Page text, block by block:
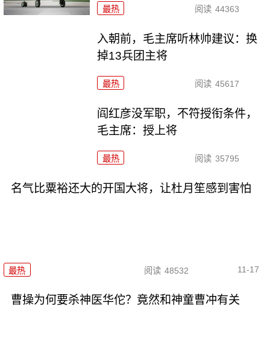
最热 阅读 44363
入朝前，毛主席听林帅建议：换
掉13兵团主将
最热 阅读 45617
阎红彦没军职，不符授衔条件，
毛主席：授上将
最热 阅读 35795
名气比粟裕还大的开国大将，让杜月笙感到害怕
最热 阅读 48532 11-17
曹操为何要杀神医华佗？竟然和神童曹冲有关